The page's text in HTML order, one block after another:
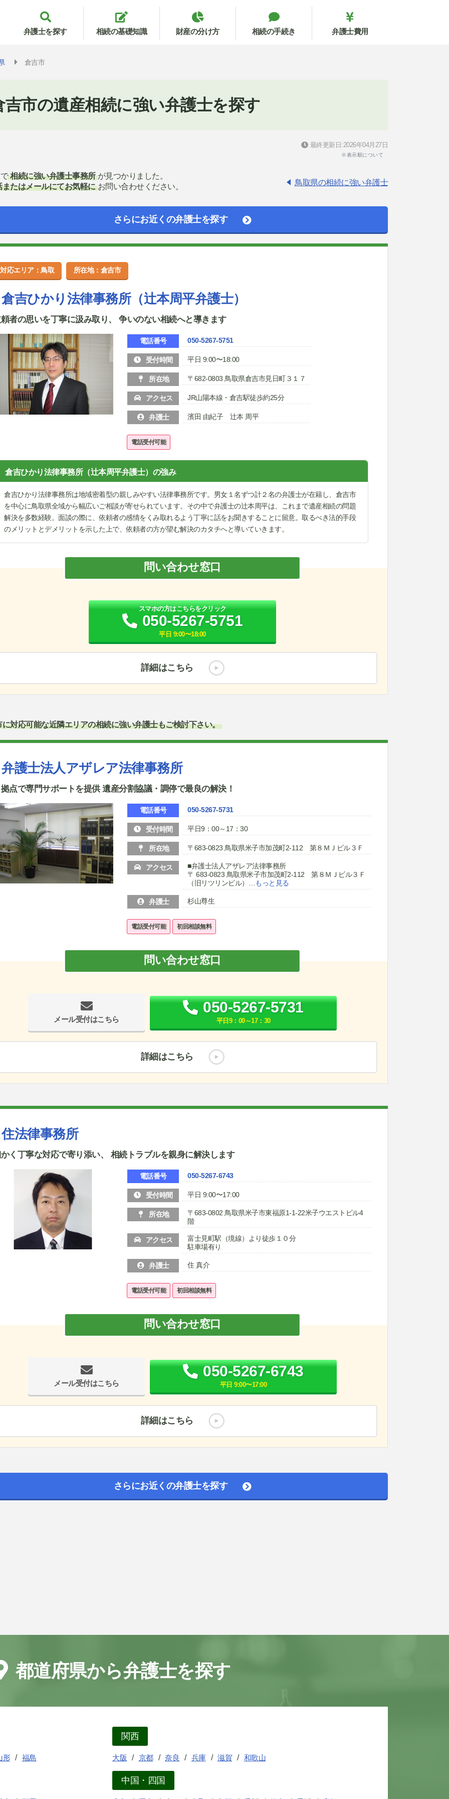
弁護士を探す 相続の基礎知識 財産の分け方 相続の手続き 弁護士費用
倉吉市
吉市の遺産相続に強い弁護士を探す
最終更新日:2026年04月27日
※表示順について
相続に強い弁護士事務所 が見つかりました。
またはメールにてお気軽に お問い合わせください。 鳥取県の相続に強い弁護士
さらにお近くの弁護士を探す
対応エリア：鳥取 所在地：倉吉市
倉吉ひかり法律事務所（辻本周平弁護士）
者の思いを丁寧に汲み取り、 争いのない相続へと導きます
電話番号 050-5267-5751
受付時間 平日 9:00〜18:00
所在地 〒682-0803 鳥取県倉吉市見日町３１７
アクセス JR山陽本線・倉吉駅徒歩約25分
弁護士 濱田 由紀子 辻本 周平
電話受付可能
倉吉ひかり法律事務所（辻本周平弁護士）の強み
倉吉ひかり法律事務所は地域密着型の親しみやすい法律事務所です。男女１名ずつ計２名の弁護士が在籍し、倉吉市
を中心に鳥取県全域から幅広いご相談が寄せられています。その中で弁護士の辻本周平は、これまで遺産相続の問題
解決を多数経験。面談の際に、依頼者の感情をくみ取れるよう丁寧に話をお聞きすることに留意。取るべき法的手段
のメリットとデメリットを示した上で、依頼者の方が望む解決のカタチへと導いていきます。
問い合わせ窓口
スマホの方はこちらをクリック
050-5267-5751
平日 9:00〜18:00
詳細はこちら
に対応可能な近隣エリアの相続に強い弁護士もご検討下さい。
弁護士法人アザレア法律事務所
点で専門サポートを提供 遺産分割協議・調停で最良の解決！
電話番号 050-5267-5731
受付時間 平日9：00～17：30
所在地 〒683-0823 鳥取県米子市加茂町2-112 第８ＭＪビル３Ｆ
アクセス
■弁護士法人アザレア法律事務所
〒 683-0823 鳥取県米子市加茂町2-112 第８ＭＪビル３Ｆ
（旧リツリンビル）
もっと見る
弁護士 杉山尊生
電話受付可能 初回相談無料
問い合わせ窓口
メール受付はこちら
050-5267-5731
平日9：00～17：30
詳細はこちら
住法律事務所
く丁寧な対応で寄り添い、 相続トラブルを親身に解決します
電話番号 050-5267-6743
受付時間 平日 9:00〜17:00
所在地
〒683-0802 鳥取県米子市東福原1-1-22米子ウエストビル4
階
アクセス
富士見町駅（境線）より徒歩１０分
駐車場有り
弁護士 住 真介
電話受付可能 初回相談無料
問い合わせ窓口
メール受付はこちら
050-5267-6743
平日 9:00〜17:00
詳細はこちら
さらにお近くの弁護士を探す
都道府県から弁護士を探す
形 福島
関西
大阪 京都 奈良 兵庫 滋賀 和歌山
中国・四国